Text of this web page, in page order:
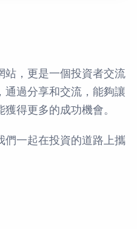
站，更是一個投資者交流
過分享和交流，能夠讓
得更多的成功機會。
們一起在投資的道路上攜